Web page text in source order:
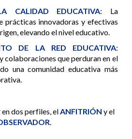
CALIDAD EDUCATIVA: La
prácticas innovadoras y efectivas
elevando el nivel educativo.
DE LA RED EDUCATIVA:
colaboraciones que perduran en el
una comunidad educativa más
dos perfiles, el ANFITRIÓN y el